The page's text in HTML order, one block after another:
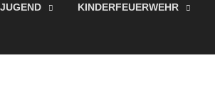
JUGEND KINDERFEUERWEHR